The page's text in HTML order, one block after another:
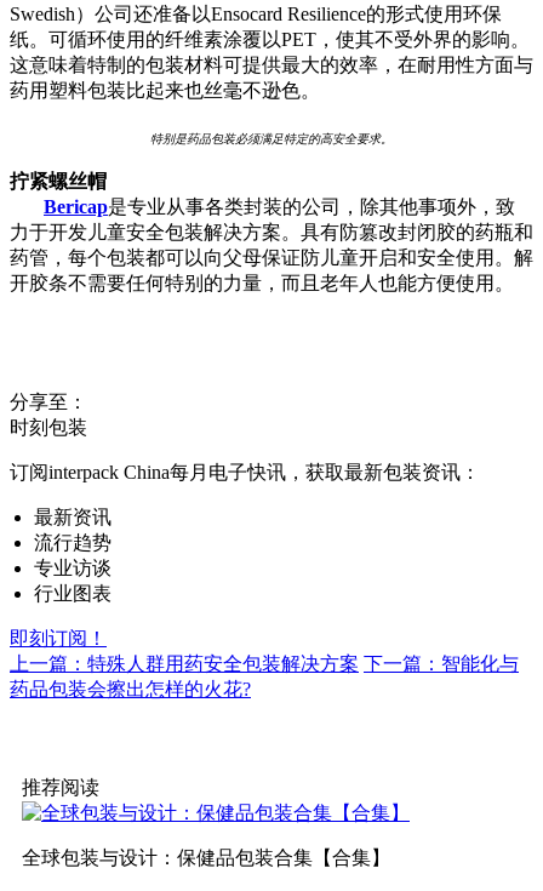
Swedish）公司还准备以Ensocard Resilience的形式使用环保
纸。可循环使用的纤维素涂覆以PET，使其不受外界的影响。
这意味着特制的包装材料可提供最大的效率，在耐用性方面与
药用塑料包装比起来也丝毫不逊色。
特别是药品包装必须满足特定的高安全要求。
拧紧螺丝帽
Bericap是专业从事各类封装的公司，除其他事项外，致
力于开发儿童安全包装解决方案。具有防篡改封闭胶的药瓶和
药管，每个包装都可以向父母保证防儿童开启和安全使用。解
开胶条不需要任何特别的力量，而且老年人也能方便使用。
分享至：
时刻包装
订阅interpack China每月电子快讯，获取最新包装资讯：
最新资讯
流行趋势
专业访谈
行业图表
即刻订阅！
上一篇：特殊人群用药安全包装解决方案 下一篇：智能化与
药品包装会擦出怎样的火花?
推荐阅读
全球包装与设计：保健品包装合集【合集】